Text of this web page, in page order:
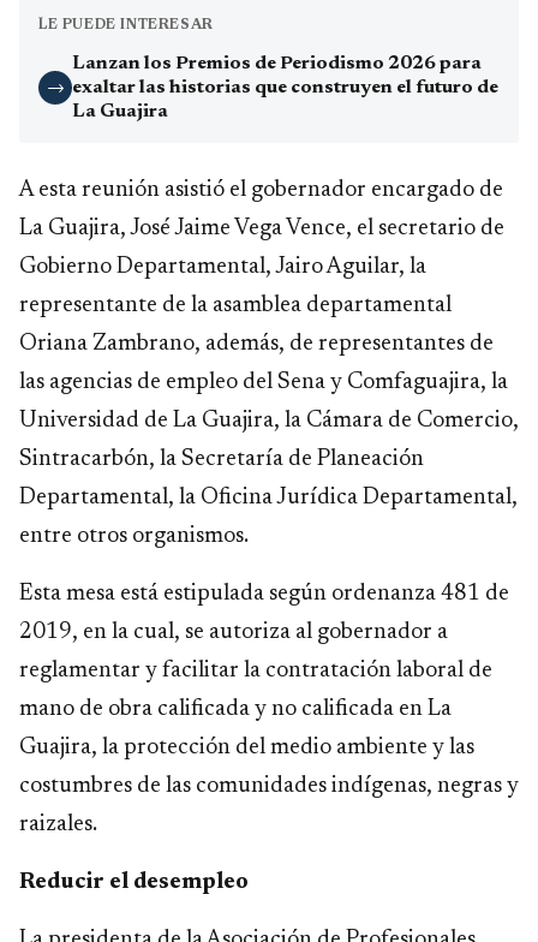
LE PUEDE INTERESAR
→
Lanzan los Premios de Periodismo 2026 para
exaltar las historias que construyen el futuro de
La Guajira
A esta reunión asistió el gobernador encargado de
La Guajira, José Jaime Vega Vence, el secretario de
Gobierno Departamental, Jairo Aguilar, la
representante de la asamblea departamental
Oriana Zambrano, además, de representantes de
las agencias de empleo del Sena y Comfaguajira, la
Universidad de La Guajira, la Cámara de Comercio,
Sintracarbón, la Secretaría de Planeación
Departamental, la Oficina Jurídica Departamental,
entre otros organismos.
Esta mesa está estipulada según ordenanza 481 de
2019, en la cual, se autoriza al gobernador a
reglamentar y facilitar la contratación laboral de
mano de obra calificada y no calificada en La
Guajira, la protección del medio ambiente y las
costumbres de las comunidades indígenas, negras y
raizales.
Reducir el desempleo